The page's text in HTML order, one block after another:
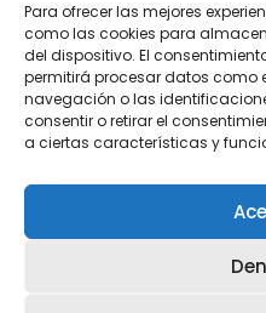
Para ofrecer las mejores
como las cookies para
del dispositivo. El
permitirá procesar datos como
navegación o las
consentir o retirar el
a ciertas características y
Vimeo
Patatascatalan
Youtube
PatatasCatalan